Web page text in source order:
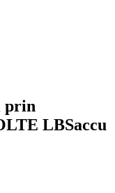
prin
LBSaccu